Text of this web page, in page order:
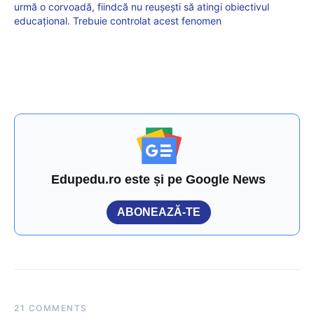
urmă o corvoadă, fiindcă nu reușești să atingi obiectivul
educațional. Trebuie controlat acest fenomen
Edupedu.ro este și pe Google News
ABONEAZĂ-TE
21 COMMENTS